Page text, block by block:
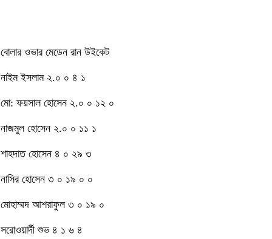
বোলার ওভার মেডেন রান উইকেট
নাইম ইসলাম ২.০ ০ ৪ ১
মো: ফয়সাল হোসেন ২.০ ০ ১২ ০
নাজমুল হোসেন ২.০ ০ ১১ ১
শাহদাত হোসেন ৪ ০ ২৯ ৩
নাসির হোসেন ৩ ০ ১৯ ০ ০
মোহাম্মদ আশরাফুল ৩ ০ ১৯ ০
সরোওয়ার্দী শুভ ৪ ১ ৬ ৪